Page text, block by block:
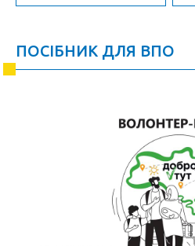
ПОСІБНИК ДЛЯ ВПО